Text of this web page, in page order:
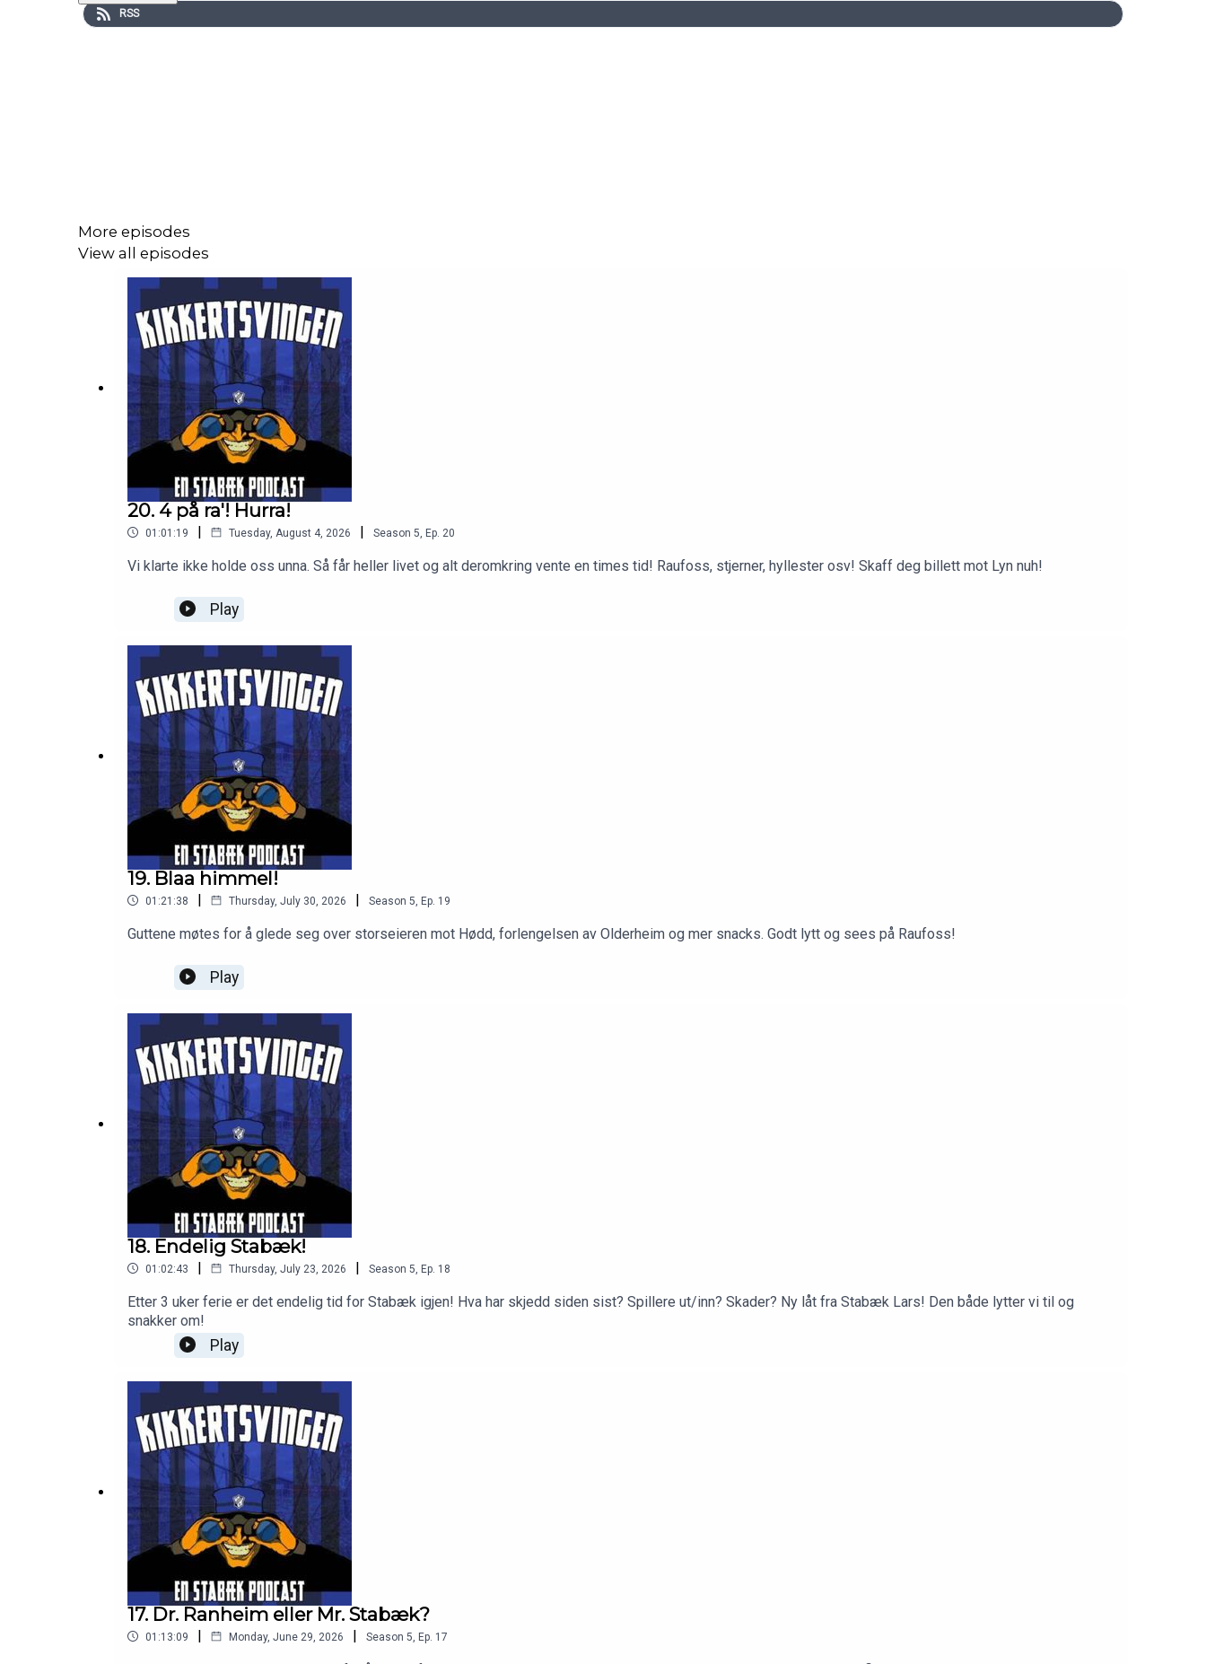
RSS
More episodes
View all episodes
20. 4 på ra'! Hurra!
01:01:19 | Tuesday, August 4, 2026 | Season 5 Ep. 20
Vi klarte ikke holde oss unna. Så får heller livet og alt deromkring vente en times tid! Raufoss, stjerner, hyllester osv! Skaff deg billett mot Lyn nuh!
Play
19. Blaa himmel!
01:21:38 | Thursday, July 30, 2026 | Season 5 Ep. 19
Guttene møtes for å glede seg over storseieren mot Hødd, forlengelsen av Olderheim og mer snacks. Godt lytt og sees på Raufoss!
Play
18. Endelig Stabæk!
01:02:43 | Thursday, July 23, 2026 | Season 5 Ep. 18
Etter 3 uker ferie er det endelig tid for Stabæk igjen! Hva har skjedd siden sist? Spillere ut/inn? Skader? Ny låt fra Stabæk Lars! Den både lytter vi til og
snakker om!
Play
17. Dr. Ranheim eller Mr. Stabæk?
01:13:09 | Monday, June 29, 2026 | Season 5, Ep. 17